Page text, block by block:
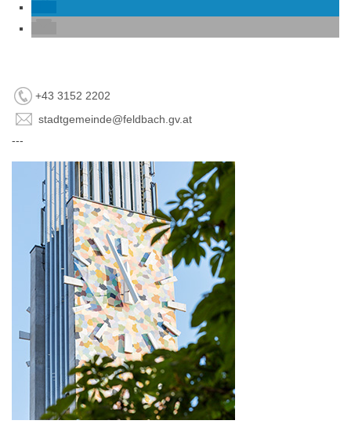
+43 3152 2202
stadtgemeinde@feldbach.gv.at
---